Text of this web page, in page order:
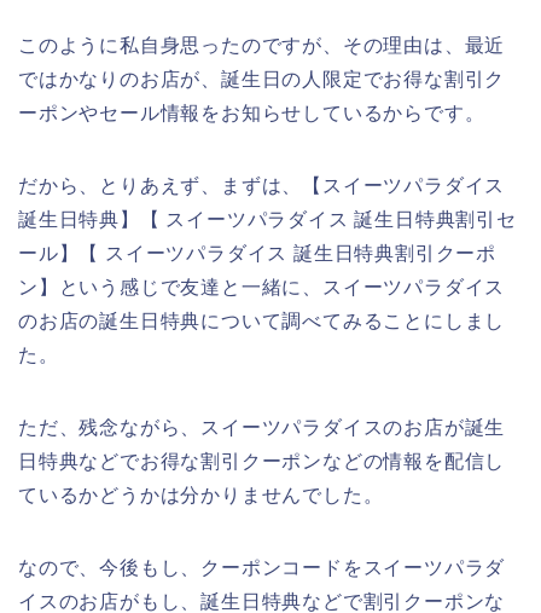
このように私自身思ったのですが、その理由は、最近
ではかなりのお店が、誕生日の人限定でお得な割引ク
ーポンやセール情報をお知らせしているからです。
だから、とりあえず、まずは、【スイーツパラダイス
誕生日特典】【 スイーツパラダイス 誕生日特典割引セ
ール】【 スイーツパラダイス 誕生日特典割引クーポ
ン】という感じで友達と一緒に、スイーツパラダイス
のお店の誕生日特典について調べてみることにしまし
た。
ただ、残念ながら、スイーツパラダイスのお店が誕生
日特典などでお得な割引クーポンなどの情報を配信し
ているかどうかは分かりませんでした。
なので、今後もし、クーポンコードをスイーツパラダ
イスのお店がもし、誕生日特典などで割引クーポンな